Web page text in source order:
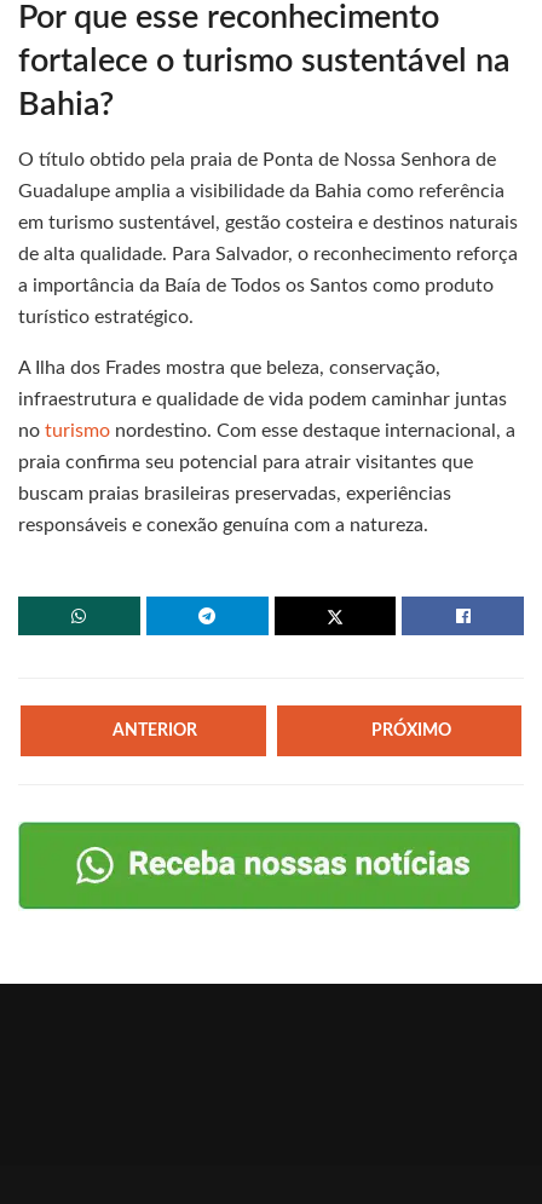
Por que esse reconhecimento
fortalece o turismo sustentável na
Bahia?
O título obtido pela praia de Ponta de Nossa Senhora de
Guadalupe amplia a visibilidade da Bahia como referência
em turismo sustentável, gestão costeira e destinos naturais
de alta qualidade. Para Salvador, o reconhecimento reforça
a importância da Baía de Todos os Santos como produto
turístico estratégico.
A Ilha dos Frades mostra que beleza, conservação,
infraestrutura e qualidade de vida podem caminhar juntas
no turismo nordestino. Com esse destaque internacional, a
praia confirma seu potencial para atrair visitantes que
buscam praias brasileiras preservadas, experiências
responsáveis e conexão genuína com a natureza.
ANTERIOR PRÓXIMO